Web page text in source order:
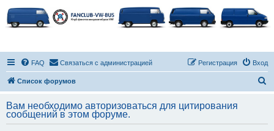
FAQ Связаться с администрацией Вход
Регистрация
Список форумов
с
Вам необходимо авторизоваться для цитирования
сообщений в этом форуме.